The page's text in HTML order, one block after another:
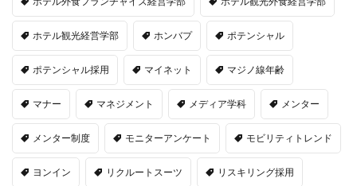
ホテル観光経営学部 ホンバプ ポテンシャル
ポテンシャル採用 マイネット マジノ線年齢
マナー マネジメント メディア学科 メンター
メンター制度 モニターアンケート モビリティトレンド
ヨンイン リクルートスーツ リスキリング採用